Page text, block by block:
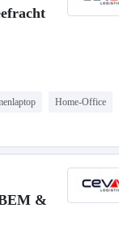
Home-Office
&